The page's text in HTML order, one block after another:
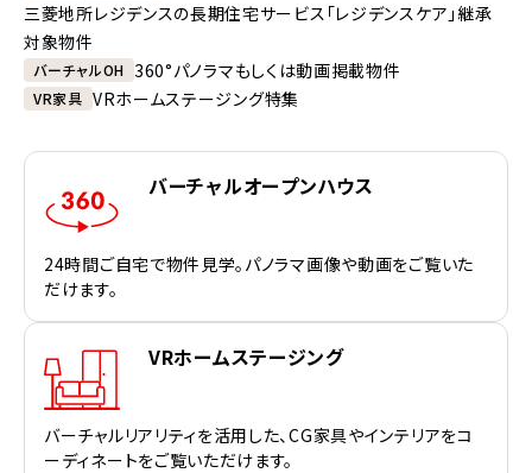
三菱地所レジデンスの長期住宅サービス「レジデンスケア」継承
対象物件
バーチャルOH 360°パノラマもしくは動画掲載物件
VR家具 VRホームステージング特集
バーチャルオープンハウス
24時間ご自宅で物件見学。パノラマ画像や動画をご覧いた
だけます。
VRホームステージング
バーチャルリアリティを活用した、CG家具やインテリアをコ
ーディネートをご覧いただけます。